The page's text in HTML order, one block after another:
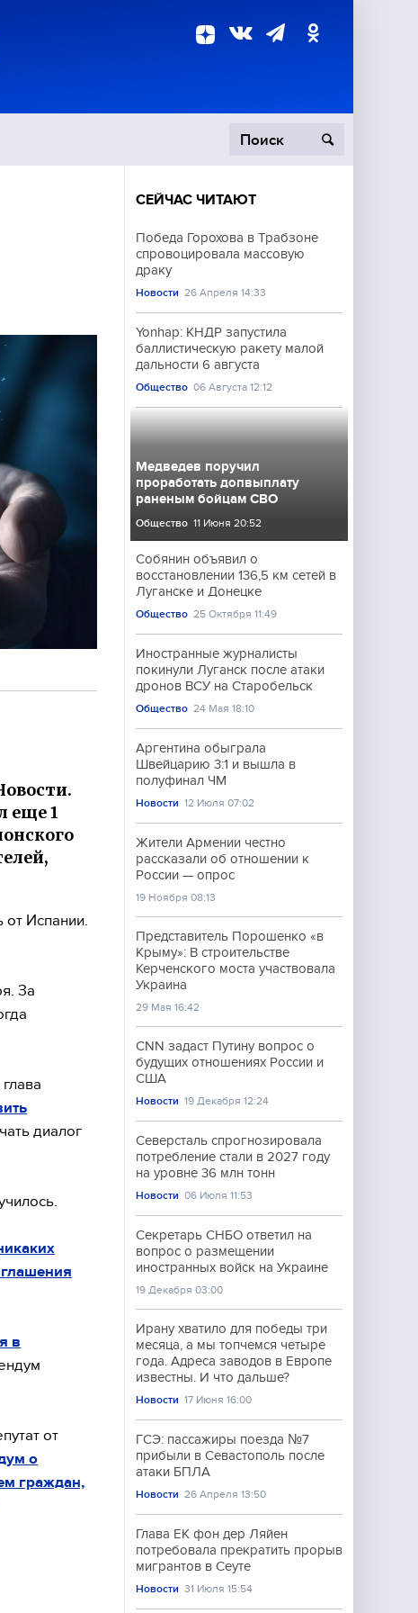
Происшествия
еще 1
Испании.
За
диалог
в
от
о
граждан,
СЕЙЧАС ЧИТАЮТ
Победа Горохова в Трабзоне
спровоцировала массовую
драку
Новости 26 Апреля 14:33
Yonhap: КНДР запустила
баллистическую ракету малой
дальности 6 августа
Общество 06 Августа 12:12
Медведев поручил
проработать допвыплату
раненым бойцам СВО
Общество 11 Июня 20:52
Собянин объявил о
восстановлении 136,5 км сетей в
Луганске и Донецке
Общество 25 Октября 11:49
Иностранные журналисты
покинули Луганск после атаки
дронов ВСУ на Старобельск
Общество 24 Мая 18:10
Аргентина обыграла
Швейцарию 3:1 и вышла в
полуфинал ЧМ
Новости 12 Июля 07:02
Жители Армении честно
рассказали об отношении к
России — опрос
19 Ноября 08:13
Представитель Порошенко «в
Крыму»: В строительстве
Керченского моста участвовала
Украина
29 Мая 16:42
CNN задаст Путину вопрос о
будущих отношениях России и
США
Новости 19 Декабря 12:24
Северсталь спрогнозировала
потребление стали в 2027 году
на уровне 36 млн тонн
Новости 06 Июля 11:53
Секретарь СНБО ответил на
вопрос о размещении
иностранных войск на Украине
19 Декабря 03:00
Ирану хватило для победы три
месяца, а мы топчемся четыре
года. Адреса заводов в Европе
известны. И что дальше?
Новости 17 Июня 16:00
ГСЭ: пассажиры поезда №7
прибыли в Севастополь после
атаки БПЛА
Новости 26 Апреля 13:50
Глава ЕК фон дер Ляйен
потребовала прекратить прорыв
мигрантов в Сеуте
Новости 31 Июля 15:54